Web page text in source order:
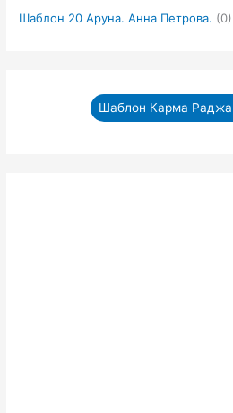
Шаблон 20 Аруна. Анна Петрова. (0)
Шаблон Карма Раджа